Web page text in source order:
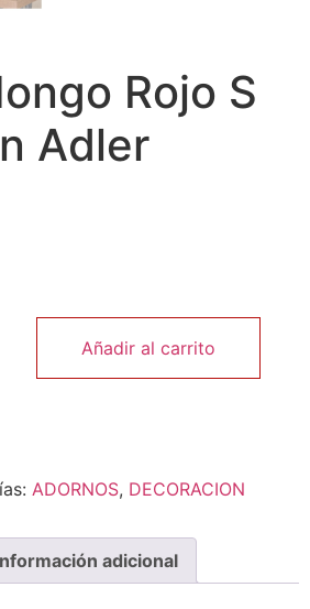
Rojo S
Adler
Añadir al carrito
ADORNOS, DECORACION
adicional